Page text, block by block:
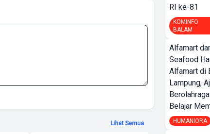
Lihat Semua
RI ke-81
KOMINFO
BALAM
Alfamart
Seafood
Alfamart di
Lampung,
Belajar
HUMANIORA